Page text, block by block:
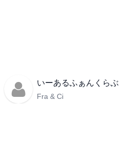
いーあるふぁんくらぶ
Fra & Ci